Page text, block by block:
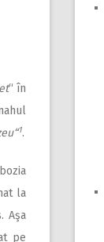
“ în
1.
la
Aşa
pe